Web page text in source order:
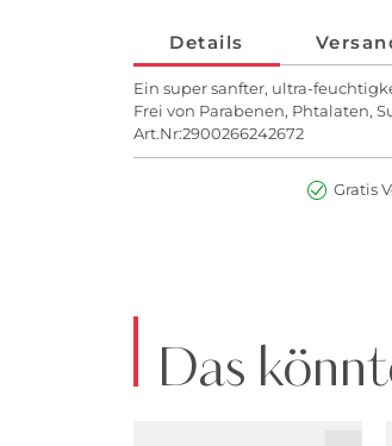
Details
Ein super sanfter, ultra-
Frei von Parabenen, Phtalaten,
Art.Nr:2900266242672
Gratis
Das